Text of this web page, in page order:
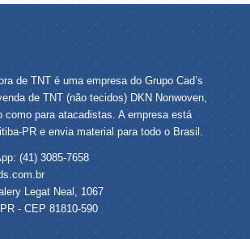
de TNT é uma empresa do Grupo Cad’s
de TNT (não tecidos) DKN Nonwoven,
como para atacadistas. A empresa está
PR e envia material para todo o Brasil.
(41) 3085-7658
Legat Neal, 1067
- CEP 81810-590